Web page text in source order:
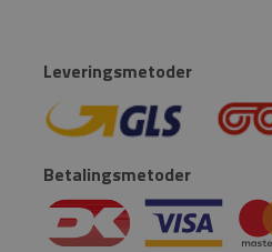
Leveringsmetoder
Betalingsmetoder